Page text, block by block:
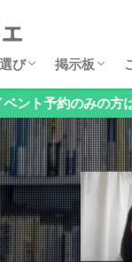
の穴見つけ
び
分析
高校レポート
掲示板
掲示板パ
6年生保護
5年生保護
4年生保護
低学年（3
お子様向
「関西・
「国語」
「理科」
「公立中
「メンタ
「その他
は「無料会員」に
穴見つけ